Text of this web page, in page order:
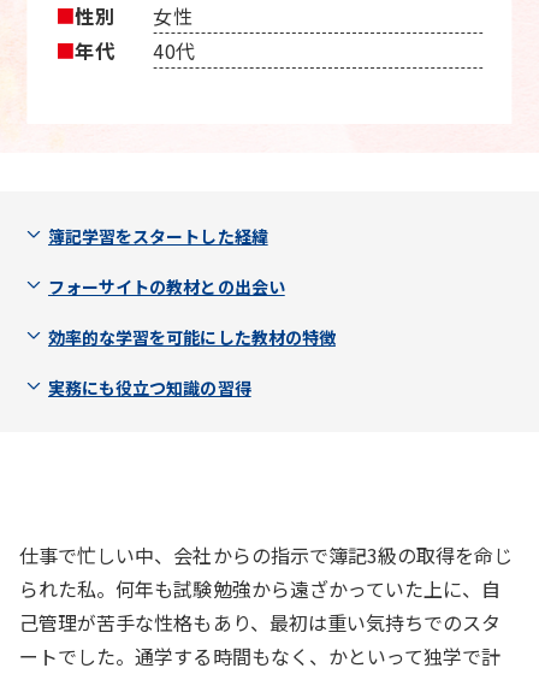
■性別
女性
■年代 40代
簿記学習をスタートした経緯
フォーサイトの教材との出会い
効率的な学習を可能にした教材の特徴
実務にも役立つ知識の習得
仕事で忙しい中、会社からの指示で簿記3級の取得を命じ
られた私。何年も試験勉強から遠ざかっていた上に、自
己管理が苦手な性格もあり、最初は重い気持ちでのスタ
ートでした。通学する時間もなく、かといって独学で計